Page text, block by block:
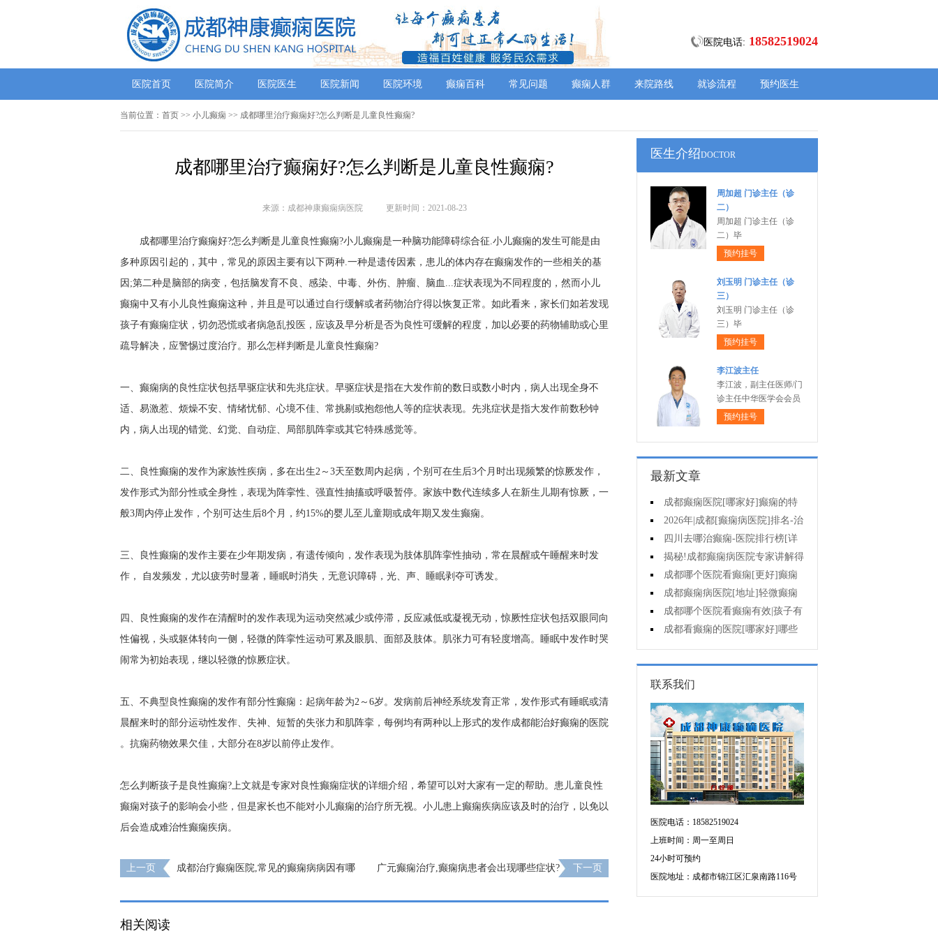
医院电话: 18582519024
医院首页 医院简介 医院医生 医院新闻 医院环境 癫痫百科 常见问题 癫痫人群 来院路线 就诊流程 预约医生
当前位置： 首页 >> 小儿癫痫 >> 成都哪里治疗癫痫好?怎么判断是儿童良性癫痫?
成都哪里治疗癫痫好?怎么判断是儿童良性癫痫?
来源：成都神康癫痫病医院 更新时间：2021-08-23
成都哪里治疗癫痫好?怎么判断是儿童良性癫痫?小儿癫痫是一种脑功能障碍综合征.小儿癫痫的发生可能是由
多种原因引起的，其中，常见的原因主要有以下两种.一种是遗传因素，患儿的体内存在癫痫发作的一些相关的基
因;第二种是脑部的病变，包括脑发育不良、感染、中毒、外伤、肿瘤、脑血...症状表现为不同程度的，然而小儿
癫痫中又有小儿良性癫痫这种，并且是可以通过自行缓解或者药物治疗得以恢复正常。如此看来，家长们如若发现
孩子有癫痫症状，切勿恐慌或者病急乱投医，应该及早分析是否为良性可缓解的程度，加以必要的药物辅助或心里
疏导解决，应警惕过度治疗。那么怎样判断是儿童良性癫痫?
一、癫痫病的良性症状包括早驱症状和先兆症状。早驱症状是指在大发作前的数日或数小时内，病人出现全身不
适、易激惹、烦燥不安、情绪忧郁、心境不佳、常挑剔或抱怨他人等的症状表现。先兆症状是指大发作前数秒钟
内，病人出现的错觉、幻觉、自动症、局部肌阵挛或其它特殊感觉等。
二、良性癫痫的发作为家族性疾病，多在出生2～3天至数周内起病，个别可在生后3个月时出现频繁的惊厥发作，
发作形式为部分性或全身性，表现为阵挛性、强直性抽搐或呼吸暂停。家族中数代连续多人在新生儿期有惊厥，一
般3周内停止发作，个别可达生后8个月，约15%的婴儿至儿童期或成年期又发生癫痫。
三、良性癫痫的发作主要在少年期发病，有遗传倾向，发作表现为肢体肌阵挛性抽动，常在晨醒或午睡醒来时发
作， 自发频发，尤以疲劳时显著，睡眠时消失，无意识障碍，光、声、睡眠剥夺可诱发。
四、良性癫痫的发作在清醒时的发作表现为运动突然减少或停滞，反应减低或凝视无动，惊厥性症状包括双眼同向
性偏视，头或躯体转向一侧，轻微的阵挛性运动可累及眼肌、面部及肢体。肌张力可有轻度增高。睡眠中发作时哭
闹常为初始表现，继以轻微的惊厥症状。
五、不典型良性癫痫的发作有部分性癫痫：起病年龄为2～6岁。发病前后神经系统发育正常，发作形式有睡眠或清
晨醒来时的部分运动性发作、失神、短暂的失张力和肌阵挛，每例均有两种以上形式的发作成都能治好癫痫的医院
。抗痫药物效果欠佳，大部分在8岁以前停止发作。
怎么判断孩子是良性癫痫?上文就是专家对良性癫痫症状的详细介绍，希望可以对大家有一定的帮助。患儿童良性
癫痫对孩子的影响会小些，但是家长也不能对小儿癫痫的治疗所无视。小儿患上癫痫疾病应该及时的治疗，以免以
后会造成难治性癫痫疾病。
上一页
成都治疗癫痫医院,常见的癫痫病病因有哪
广元癫痫治疗,癫痫病患者会出现哪些症状? 下一页
相关阅读
医生介绍DOCTOR
周加超 门诊主任（诊
二）
周加超 门诊主任（诊
二）毕
预约挂号
刘玉明 门诊主任（诊
三）
刘玉明 门诊主任（诊
三）毕
预约挂号
李江波主任
李江波，副主任医师/门
诊主任中华医学会会员
预约挂号
最新文章
成都癫痫医院[哪家好]癫痫的特
征是什么?
2026年|成都[癫痫病医院]排名-治
疗儿童癫痫好?
四川去哪治癫痫-医院排行榜[详
细排名]小儿癫痫如何治疗?
揭秘!成都癫痫病医院专家讲解得
癫痫治疗要多少钱?
成都哪个医院看癫痫[更好]癫痫
病人容易有什么心理?
成都癫痫病医院[地址]轻微癫痫
有治疗的必要吗?
成都哪个医院看癫痫有效|孩子有
癫痫用什么方法治比较好?
成都看癫痫的医院[哪家好]哪些
原因会引发癫痫呢?
联系我们
医院电话：18582519024
上班时间：周一至周日
24小时可预约
医院地址：成都市锦江区汇泉南路116号